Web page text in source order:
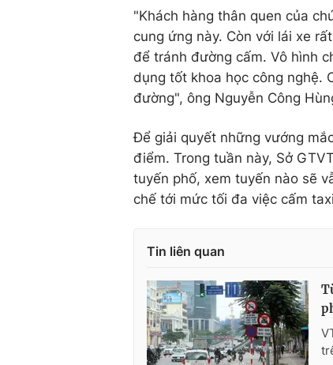
"Khách hàng thân quen của
cung ứng này. Còn với lái xe
để tránh đường cấm. Vô hình
dụng tốt khoa học công nghệ.
đường", ông Nguyễn Công
Để giải quyết những vướng
điểm. Trong tuần này, Sở
tuyến phố, xem tuyến nào sẽ
chế tới mức tối đa việc cấm
Tin liên quan